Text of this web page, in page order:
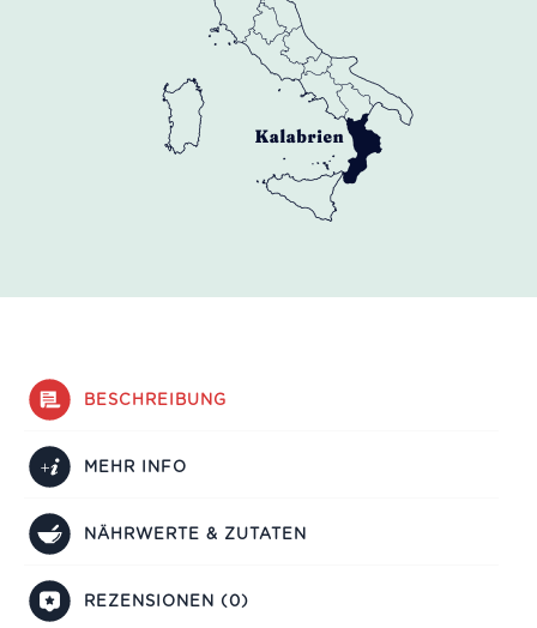
BESCHREIBUNG
MEHR INFO
NÄHRWERTE & ZUTATEN
REZENSIONEN (0)